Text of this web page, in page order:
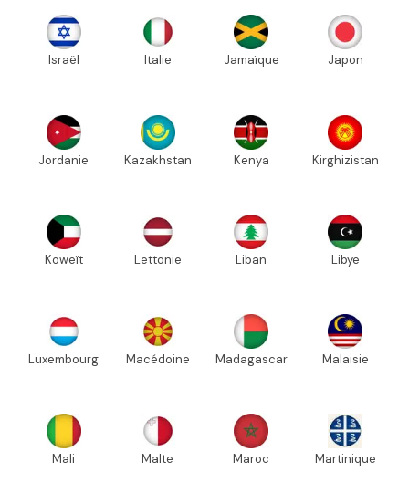
Israël Italie Jamaïque Japon
Jordanie Kazakhstan Kenya Kirghizistan
Koweït Lettonie Liban Libye
Luxembourg Macédoine Madagascar Malaisie
Mali Malte Maroc Martinique